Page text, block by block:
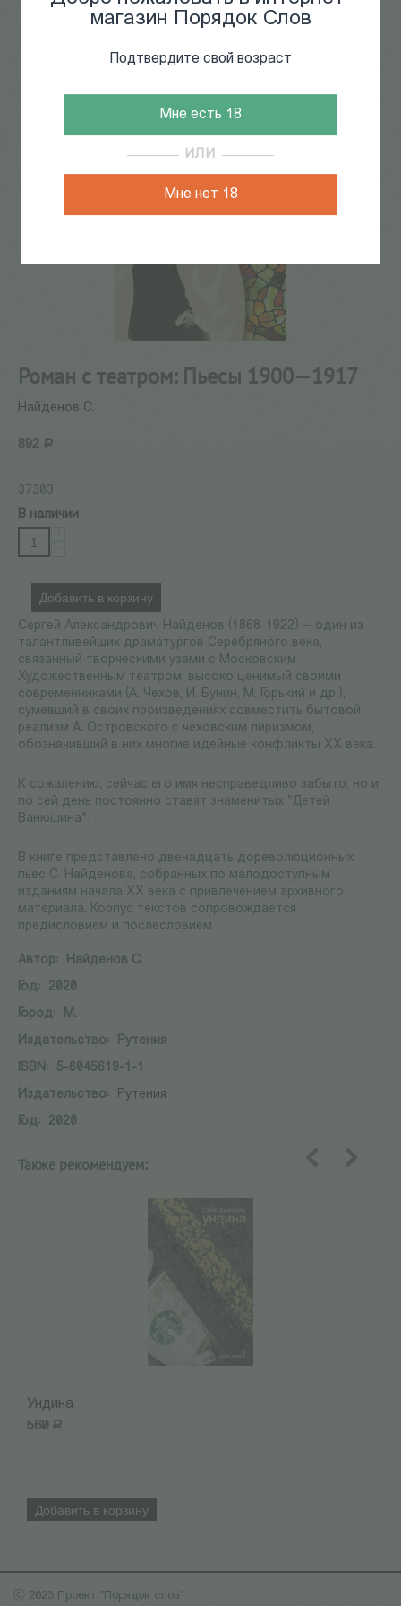
магазин Порядок Слов
Подтвердите свой возраст
Мне есть 18
ИЛИ
Мне нет 18
театр
Роман с театром: Пьесы 1900—1917
Роман с театром: Пьесы 1900—1917
Найденов С.
892 Р
37303
В наличии
Добавить в корзину
Сергей Александрович Найденов (1868-1922) — один из
талантливейших драматургов Серебряного века,
связанный творческими узами с Московским
Художественным театром, высоко ценимый своими
современниками (А. Чехов, И. Бунин, М. Горький и др.),
сумевший в своих произведениях совместить бытовой
реализм А. Островского с чеховским лиризмом,
обозначивший в них многие идейные конфликты ХХ века.
К сожалению, сейчас его имя несправедливо забыто, но и
по сей день постоянно ставят знаменитых "Детей
Ванюшина".
В книге представлено двенадцать дореволюционных
пьес С. Найденова, собранных по малодоступным
изданиям начала XX века с привлечением архивного
материала. Корпус текстов сопровождается
предисловием и послесловием
Автор:
Найденов С.
Год:
2020
Город:
М.
Издательство:
Рутения
ISBN:
5-6045619-1-1
Издательство:
Рутения
Год:
2020
Также рекомендуем:
Ундина
560 Р
Добавить в корзину
ⓒ 2023 Проект "Порядок слов"